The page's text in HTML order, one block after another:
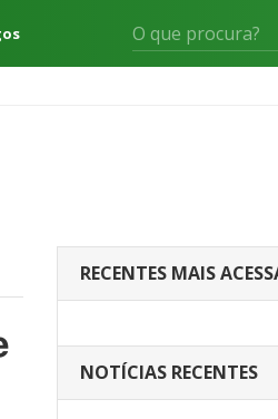
RECENTES MAIS
NOTÍCIAS RECENTES